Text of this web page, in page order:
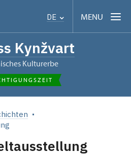
DE MENU
Kynžvart
Kulturerbe